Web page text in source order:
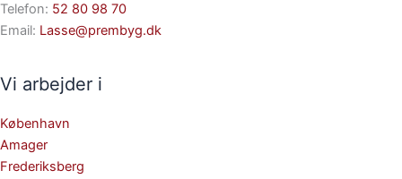
Telefon: 52 80 98 70
Email: Lasse@prembyg.dk
Vi arbejder i
København
Amager
Frederiksberg